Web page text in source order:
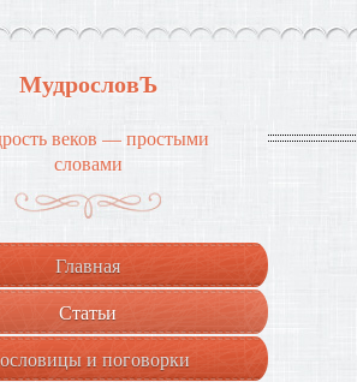
МудрословЪ
веков — простыми
словами
Главная
Статьи
и поговорки